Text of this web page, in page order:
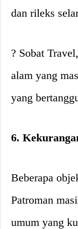
dan rileks
? Sobat
alam yang
yang
6.
Beberapa
Patroman
umum yang